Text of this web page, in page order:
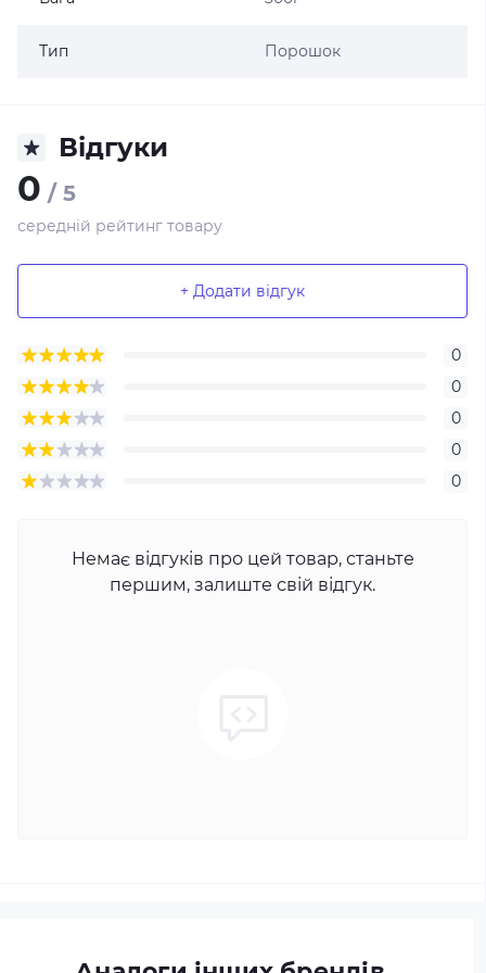
Тип Порошок
Відгуки
0 / 5
середній рейтинг товару
+ Додати відгук
0
0
0
0
0
Немає відгуків про цей товар, станьте
першим, залиште свій відгук.